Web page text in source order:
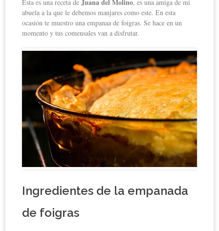
Esta es una receta deJuana del Molino, es una amiga de mi
abuela a la que le debemos manjares como este. En esta
ocasión te muestro una empanaa de foigras. Se hace en un
momento y tus comensales van a disfrutar.
Ingredientes de la empanada
de foigras